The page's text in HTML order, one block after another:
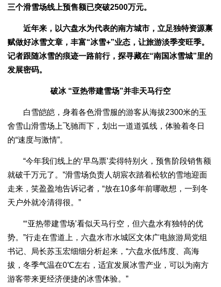
三个滑雪场线上预售额已突破2500万元。
近年来，以六盘水为代表的南方城市，立足独特资源禀
赋做好冰雪文章，丰富“冰雪+”业态，让旅游淡季变旺季。
记者跟随冰雪的痕迹一路前行，探寻藏在“南国冰雪城”里的
发展密码。
破冰 “亚热带建雪场”并非天马行空
白雪皑皑，身着各色滑雪服的游客从海拔2300米的玉
舍雪山滑雪场上飞驰而下，划出一道道弧线，体验着冬日
的“速度与激情”。
“今年我们线上的‘早鸟票’卖得特别火，预售阶段销售额
就破千万元了。”滑雪场负责人胡宸衣踏着松软的雪地迎面
走来，笑盈盈地告诉记者，“放在10多年前哪敢想，一到冬
天户外就冷清得很。”
“‘亚热带建雪场’看似天马行空，但六盘水有独特的优
势。”行走在雪道上，六盘水市水城区文体广电旅游局党组
书记、局长苏玉宏细细分析起来，“六盘水低纬度、高海
拔，冬季气温在0℃左右，适宜发展冰雪产业，可以为南方
游客带来更经济便捷的冰雪体验。”